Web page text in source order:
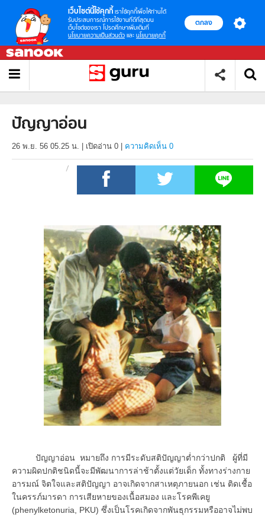
เว็บไซต์นี้ใช้คุกกี้ เราใช้คุกกี้เพื่อให้ท่านได้
รับประสบการณ์การใช้งานที่ดีที่สุดบน
เว็บไซต์ของเรา โปรดศึกษาเพิ่มเติมที่
นโยบายความเป็นส่วนตัว และ นโยบายคุกกี้
ตกลง
ปัญญาอ่อน
26 พ.ย. 56 05.25 น. เปิดอ่าน 0 ความคิดเห็น 0
ปัญญาอ่อน หมายถึง การมีระดับสติปัญญาต่ำกว่าปกติ ผู้ที่มี
ความผิดปกติชนิดนี้จะมีพัฒนาการล่าช้าตั้งแต่วัยเด็ก ทั้งทางร่างกาย
อารมณ์ จิตใจและสติปัญญา อาจเกิดจากสาเหตุภายนอก เช่น ติดเชื้อ
ในครรภ์มารดา การเสียหายของเนื้อสมอง และโรคพีเคยู
(phenylketonuria, PKU) ซึ่งเป็นโรคเกิดจากพันธุกรรมหรืออาจไม่พบ